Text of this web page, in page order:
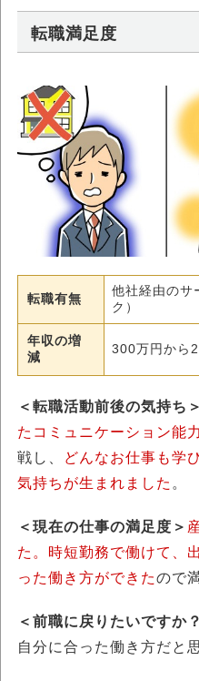
転職満足度
転職有無
他社経由のサ
ク）
年収の増
減
300万円から
＜転職活動前後の気持ち＞
たコミュニケーション能
戦し、
どんなお仕事も学
気持ちが生まれました 。
＜現在の仕事の満足度＞
た。時短勤務で働けて、
った働き方ができたので
＜前職に戻りたいですか
自分に合った働き方だと